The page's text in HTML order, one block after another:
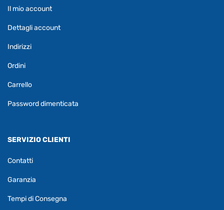
Il mio account
Dettagli account
Indirizzi
Ordini
Carrello
Password dimenticata
SERVIZIO CLIENTI
Contatti
Garanzia
Tempi di Consegna